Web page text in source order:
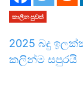
කාලීන පුවත්
2025 බදු
කලින්ම සපුරයි